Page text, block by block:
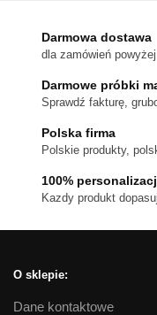
Darmowa dostawa
dla zamówień powyżej
Darmowe próbki
Sprawdź fakturę,
Polska firma
Polskie produkty,
100%
Kazdy produkt
O sklepie:
Dane kontaktowe